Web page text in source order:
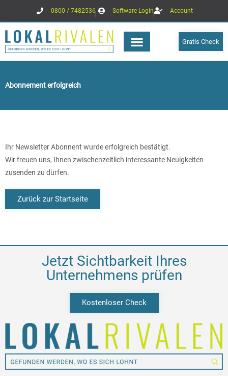
springen
0800 / 7482536 Software Login Account
Gratis Check
Abonnement erfolgreich
Ihr Newsletter Abonnent wurde erfolgreich bestätigt.
Wir freuen uns, Ihnen zwischenzeitlich interessante Neuigkeiten
zusenden zu dürfen.
Zurück zur Startseite
Jetzt Sichtbarkeit Ihres
Unternehmens prüfen
Kostenloser Check